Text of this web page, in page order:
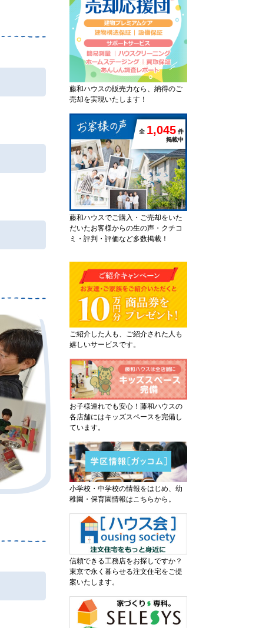
藤和ハウスの販売力なら、納得のご
売却を実現いたします！
全 1,045 件
掲載中
藤和ハウスでご購入・ご売却をいた
だいたお客様からの生の声・クチコ
ミ・評判・評価など多数掲載！
ご紹介した人も、ご紹介された人も
嬉しいサービスです。
お子様連れでも安心！藤和ハウスの
各店舗にはキッズスペースを完備し
ています。
小学校・中学校の情報をはじめ、幼
稚園・保育園情報はこちらから。
信頼できる工務店をお探しですか？
東京で永く暮らせる注文住宅をご提
案いたします。